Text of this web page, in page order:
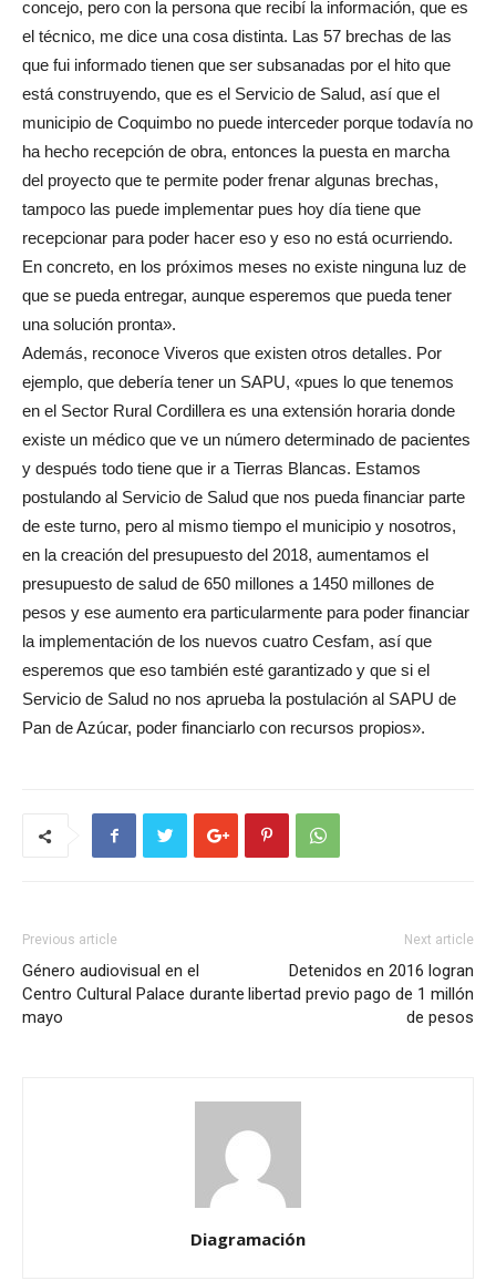
concejo, pero con la persona que recibí la información, que es
el técnico, me dice una cosa distinta. Las 57 brechas de las
que fui informado tienen que ser subsanadas por el hito que
está construyendo, que es el Servicio de Salud, así que el
municipio de Coquimbo no puede interceder porque todavía no
ha hecho recepción de obra, entonces la puesta en marcha
del proyecto que te permite poder frenar algunas brechas,
tampoco las puede implementar pues hoy día tiene que
recepcionar para poder hacer eso y eso no está ocurriendo.
En concreto, en los próximos meses no existe ninguna luz de
que se pueda entregar, aunque esperemos que pueda tener
una solución pronta».
Además, reconoce Viveros que existen otros detalles. Por
ejemplo, que debería tener un SAPU, «pues lo que tenemos
en el Sector Rural Cordillera es una extensión horaria donde
existe un médico que ve un número determinado de pacientes
y después todo tiene que ir a Tierras Blancas. Estamos
postulando al Servicio de Salud que nos pueda financiar parte
de este turno, pero al mismo tiempo el municipio y nosotros,
en la creación del presupuesto del 2018, aumentamos el
presupuesto de salud de 650 millones a 1450 millones de
pesos y ese aumento era particularmente para poder financiar
la implementación de los nuevos cuatro Cesfam, así que
esperemos que eso también esté garantizado y que si el
Servicio de Salud no nos aprueba la postulación al SAPU de
Pan de Azúcar, poder financiarlo con recursos propios».
Previous article
Género audiovisual en el
Centro Cultural Palace durante
mayo
Next article
Detenidos en 2016 logran
libertad previo pago de 1 millón
de pesos
Diagramación